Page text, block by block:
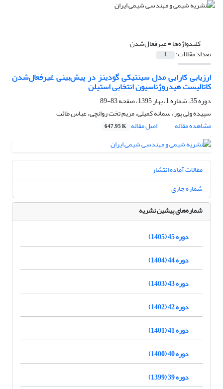
کلیدواژه‌ها =غیرفعال‌شدن
تعداد مقالات: 1
ارزیابی کارایی مدل سینتیکی گودینز در پیش‌بینی غیرفعال‌شدن
کاتالیست هیدروژناسیون انتخابی استیلن
دوره 35، شماره 1، بهار 1395، صفحه
83-89
سپیده ولی پور، سمانه کمیلی، مریم تخت روانچی، عباس طائب
مشاهده مقاله
اصل مقاله 647.95 K
مقالات آماده انتشار
شماره جاری
شماره‌های پیشین نشریه
دوره 45 (1405)
دوره 44 (1404)
دوره 43 (1403)
دوره 42 (1402)
دوره 41 (1401)
دوره 40 (1400)
دوره 39 (1399)